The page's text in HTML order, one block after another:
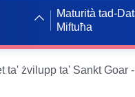
Maturità tad-
Miftuħa
ta' żvilupp ta' Sankt Goar -